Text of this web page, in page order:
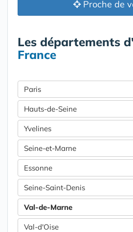
Proche de
Les départements
France
Paris
Hauts-de-Seine
Yvelines
Seine-et-Marne
Essonne
Seine-Saint-Denis
Val-de-Marne
Val-d'Oise